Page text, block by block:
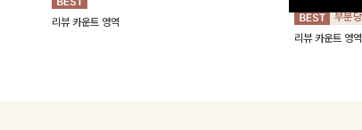
리뷰 카운트 영역
리뷰 카운트 영역